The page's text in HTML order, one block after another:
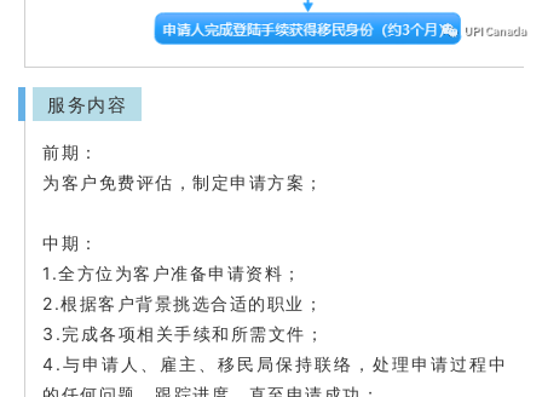
服务内容
前期：
为客户免费评估，制定申请方案；
中期：
1.全方位为客户准备申请资料；
2.根据客户背景挑选合适的职业；
3. 完成各项相关手续和所需文件；
4. 与申请人、雇主、移民局保持联络，处理申请过程中